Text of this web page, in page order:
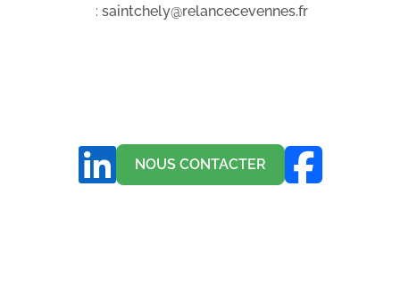
: saintchely@relancecevennes.fr
NOUS CONTACTER